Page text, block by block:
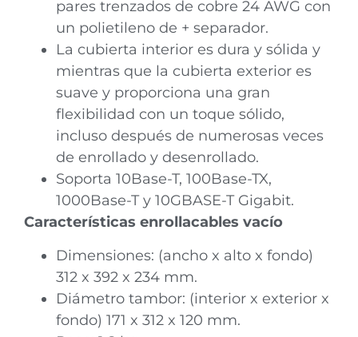
pares trenzados de cobre 24 AWG con
un polietileno de + separador.
La cubierta interior es dura y sólida y
mientras que la cubierta exterior es
suave y proporciona una gran
flexibilidad con un toque sólido,
incluso después de numerosas veces
de enrollado y desenrollado.
Soporta 10Base-T, 100Base-TX,
1000Base-T y 10GBASE-T Gigabit.
Características enrollacables vacío
Dimensiones: (ancho x alto x fondo)
312 x 392 x 234 mm.
Diámetro tambor: (interior x exterior x
fondo) 171 x 312 x 120 mm.